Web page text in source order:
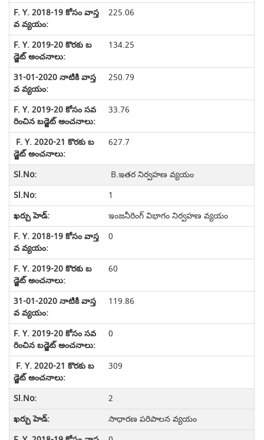
225.06
134.25
250.79
33.76
627.7
B.ఇతర నిర్వహణ వ్యయం
1
ఇంజనీరింగ్ విభాగం నిర్వహణ వ్యయం
0
60
119.86
0
309
2
సాధారణ పరిపాలన వ్యయం